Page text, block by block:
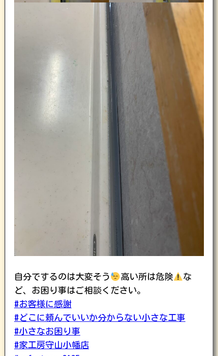
自分でするのは大変そう 高い所は危険
な
ど、お困り事はご相談ください。
#お客様に感謝
#どこに頼んでいいか分からない小さな工事
#小さなお困り事
#家工房守山小幡店